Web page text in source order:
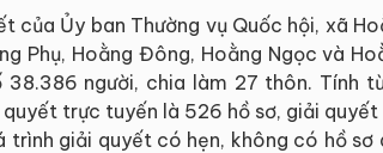
của Ủy ban Thường vụ Quốc hội, xã
Phụ, Hoằng Đông, Hoằng Ngọc và
38.386 người, chia làm 27 thôn. Tính
trực tuyến là 526 hồ sơ, giải
trình giải quyết có hẹn, không có hồ sơ